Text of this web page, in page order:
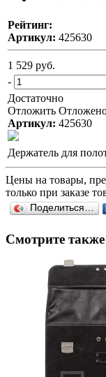
Рейтинг:
Артикул: 425630
1 529 руб.
-
Достаточно
Отложить
Артикул: 425630
Держатель для
Цены на товары,
только при заказе
Поделиться…
Смотрите также